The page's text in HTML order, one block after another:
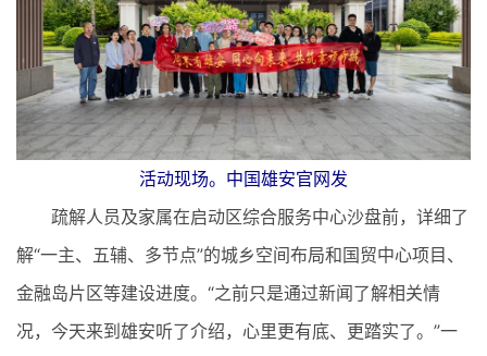
活动现场。中国雄安官网发
疏解人员及家属在启动区综合服务中心沙盘前，详细了
解“一主、五辅、多节点”的城乡空间布局和国贸中心项目、
金融岛片区等建设进度。“之前只是通过新闻了解相关情
况，今天来到雄安听了介绍，心里更有底、更踏实了。”一